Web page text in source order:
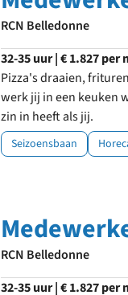
RCN Belledonne
32-35 uur | € 1.827
Pizza's draaien,
werk jij in een keuken
zin in heeft als jij.
Seizoensbaan
RCN Belledonne
32-35 uur | € 1.827